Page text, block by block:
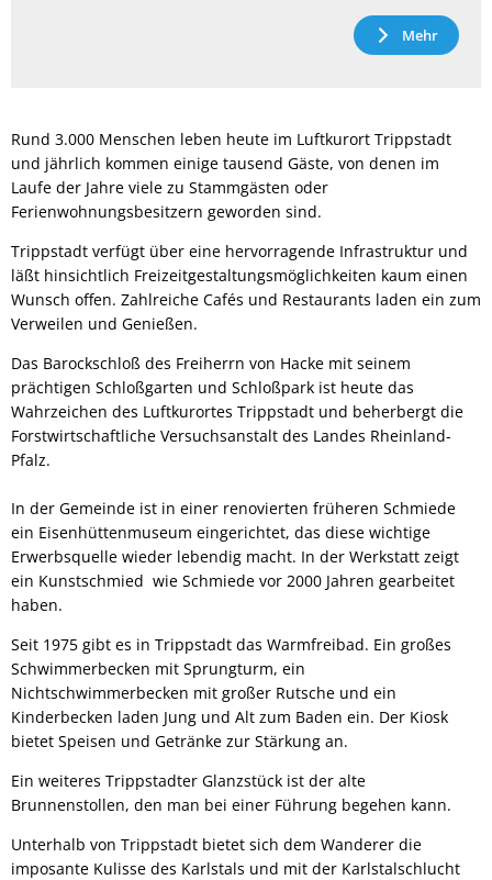
Mehr
Rund 3.000 Menschen leben heute im Luftkurort Trippstadt
und jährlich kommen einige tausend Gäste, von denen im
Laufe der Jahre viele zu Stammgästen oder
Ferienwohnungsbesitzern geworden sind.
Trippstadt verfügt über eine hervorragende Infrastruktur und
läßt hinsichtlich Freizeitgestaltungsmöglichkeiten kaum einen
Wunsch offen. Zahlreiche Cafés und Restaurants laden ein zum
Verweilen und Genießen.
Das Barockschloß des Freiherrn von Hacke mit seinem
prächtigen Schloßgarten und Schloßpark ist heute das
Wahrzeichen des Luftkurortes Trippstadt und beherbergt die
Forstwirtschaftliche Versuchsanstalt des Landes Rheinland-
Pfalz.
In der Gemeinde ist in einer renovierten früheren Schmiede
ein Eisenhüttenmuseum eingerichtet, das diese wichtige
Erwerbsquelle wieder lebendig macht. In der Werkstatt zeigt
ein Kunstschmied wie Schmiede vor 2000 Jahren gearbeitet
haben.
Seit 1975 gibt es in Trippstadt das Warmfreibad. Ein großes
Schwimmerbecken mit Sprungturm, ein
Nichtschwimmerbecken mit großer Rutsche und ein
Kinderbecken laden Jung und Alt zum Baden ein. Der Kiosk
bietet Speisen und Getränke zur Stärkung an.
Ein weiteres Trippstadter Glanzstück ist der alte
Brunnenstollen, den man bei einer Führung begehen kann.
Unterhalb von Trippstadt bietet sich dem Wanderer die
imposante Kulisse des Karlstals und mit der Karlstalschlucht